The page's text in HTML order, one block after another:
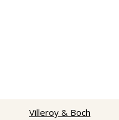
Villeroy & Boch